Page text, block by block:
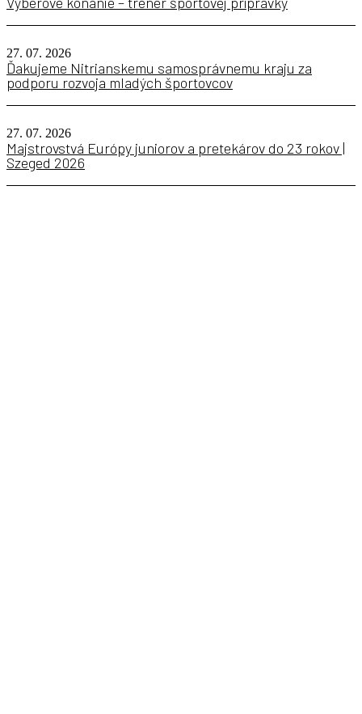
27. 07. 2026
Ďakujeme Nitrianskemu samosprávnemu kraju za
podporu rozvoja mladých športovcov
27. 07. 2026
Majstrovstvá Európy juniorov a pretekárov do 23 rokov |
Szeged 2026